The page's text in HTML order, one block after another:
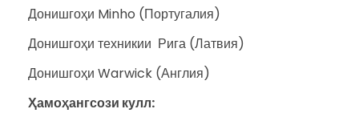
Донишгоҳи Minho (Португалия)
Донишгоҳи техникии Рига (Латвия)
Донишгоҳи Warwick (Англия)
Ҳамоҳангсози кулл: